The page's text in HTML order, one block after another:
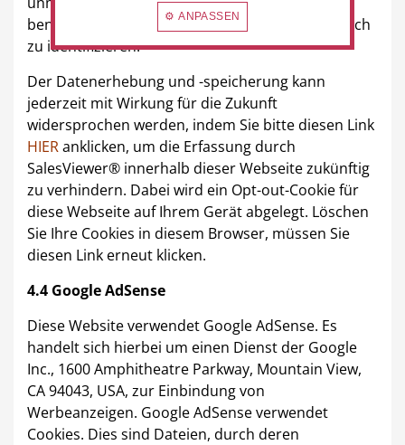
benutzt, den Besucher dieser Webseite persönlich
zu identifizieren.
Der Datenerhebung und -speicherung kann
jederzeit mit Wirkung für die Zukunft
widersprochen werden, indem Sie bitte diesen Link
HIERanklicken, um die Erfassung durch
SalesViewer® innerhalb dieser Webseite zukünftig
zu verhindern. Dabei wird ein Opt-out-Cookie für
diese Webseite auf Ihrem Gerät abgelegt. Löschen
Sie Ihre Cookies in diesem Browser, müssen Sie
diesen Link erneut klicken.
4.4 Google AdSense
Diese Website verwendet Google AdSense. Es
handelt sich hierbei um einen Dienst der Google
Inc., 1600 Amphitheatre Parkway, Mountain View,
CA 94043, USA, zur Einbindung von
Werbeanzeigen. Google AdSense verwendet
Cookies. Dies sind Dateien, durch deren
⚙ ANPASSEN